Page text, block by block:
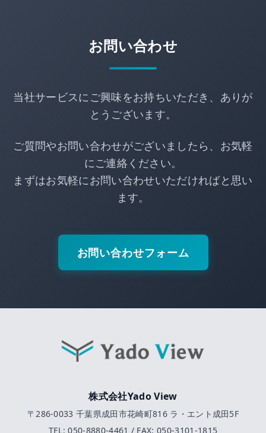
お問い合わせ
当社サービスにご興味をお持ちいただき、ありが
とうございます。
ご質問やお問い合わせがございましたら、お気軽
にご連絡ください。
まずはお気軽にお問い合わせいただければと思い
ます。
お問い合わせフォーム
株式会社Yado View
〒286-0033 千葉県成田市花崎町816 ラ・エント成田5F
TEL: 050-8880-4461 / FAX: 050-3101-1815